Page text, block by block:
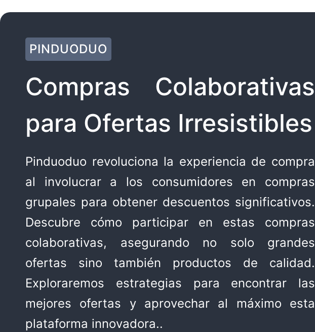
PINDUODUO
Compras Colaborativas
para Ofertas Irresistibles
Pinduoduo revoluciona la experiencia de compra
al involucrar a los consumidores en compras
grupales para obtener descuentos significativos.
Descubre cómo participar en estas compras
colaborativas, asegurando no solo grandes
ofertas sino también productos de calidad.
Exploraremos estrategias para encontrar las
mejores ofertas y aprovechar al máximo esta
plataforma innovadora..